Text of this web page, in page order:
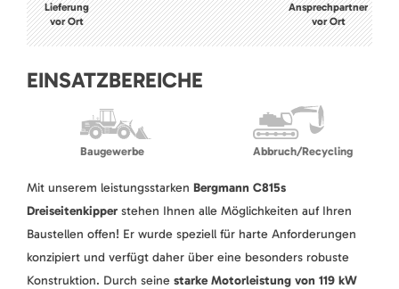
Lieferung
vor Ort
Ansprechpartner
vor Ort
EINSATZBEREICHE
Baugewerbe Abbruch/Recycling
Mit unserem leistungsstarken Bergmann C815s
Dreiseitenkipper stehen Ihnen alle Möglichkeiten auf Ihren
Baustellen offen! Er wurde speziell für harte Anforderungen
konzipiert und verfügt daher über eine besonders robuste
Konstruktion. Durch seine starke Motorleistung von 119 kW